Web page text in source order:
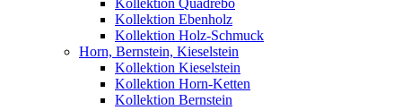
Kollektion Quadrebo
Kollektion Ebenholz
Kollektion Holz-Schmuck
Horn, Bernstein, Kieselstein
Kollektion Kieselstein
Kollektion Horn-Ketten
Kollektion Bernstein